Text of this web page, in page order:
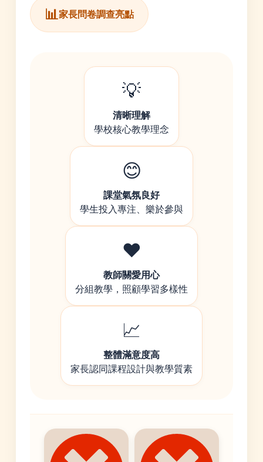
📊家長問卷調查亮點
💡
清晰理解
學校核心教學理念
😊
課堂氣氛良好
學生投入專注、樂於參與
❤️
教師關愛用心
分組教學，照顧學習多樣性
📈
整體滿意度高
家長認同課程設計與教學質素